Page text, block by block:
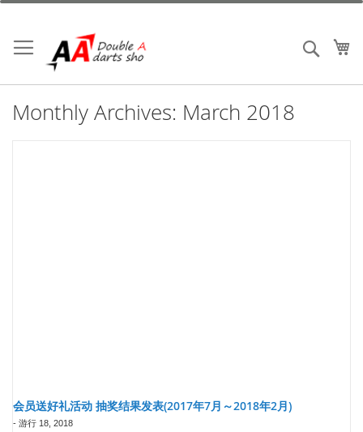
跳
内
容
搜索
Monthly Archives: March 2018
会员送好礼活动 抽奖结果发表(2017年7月～2018年2月)
- 游行 18, 2018